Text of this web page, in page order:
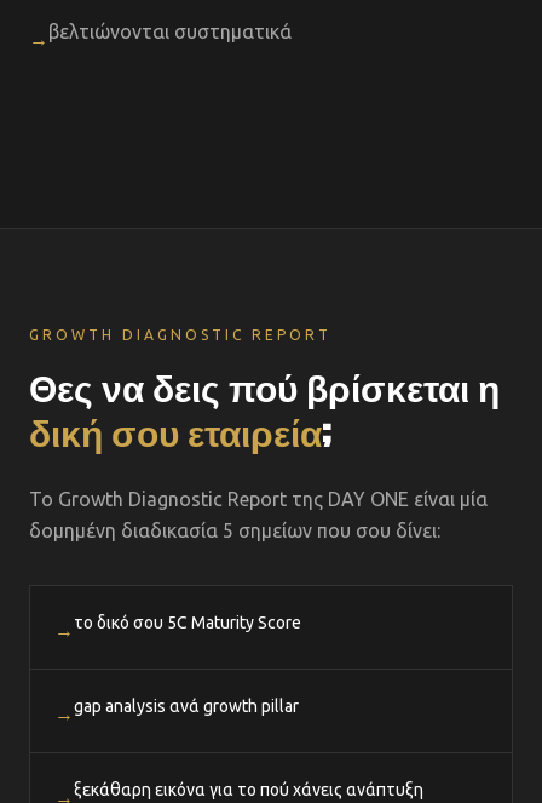
→ βελτιώνονται συστηματικά
GROWTH DIAGNOSTIC REPORT
Θες να δεις πού βρίσκεται η
δική σου εταιρεία;
Το Growth Diagnostic Report της DAY ONE είναι μία
δομημένη διαδικασία 5 σημείων που σου δίνει:
→ το δικό σου 5C Maturity Score
→gap analysis ανά growth pillar
→ξεκάθαρη εικόνα για το πού χάνεις ανάπτυξη